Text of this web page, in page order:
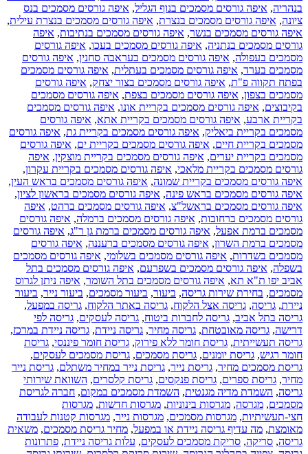
בנהריה, איפה גורסים מסמכים בנוף הגליל, איפה גורסים מסמכים בנס
ציונה, איפה גורסים מסמכים בנצרת, איפה גורסים מסמכים בנצרת עילית,
איפה גורסים מסמכים בנשר, איפה גורסים מסמכים בנתיבות, איפה
גורסים מסמכים בנתניה, איפה גורסים מסמכים בעכו, איפה גורסים
מסמכים בעפולה, איפה גורסים מסמכים בעראבה סחנין, איפה גורסים
מסמכים בערד, איפה גורסים מסמכים בעתלית, איפה גורסים מסמכים
בפתח תקווה פ"ת, איפה גורסים מסמכים בצור יצחק, איפה גורסים
מסמכים בצפון, איפה גורסים מסמכים בצפת, איפה גורסים מסמכים
בקיבוצים, איפה גורסים מסמכים בקריית אונו, איפה גורסים מסמכים
בקריית ארבע, איפה גורסים מסמכים בקריית אתא, איפה גורסים
מסמכים בקריית ביאליק, איפה גורסים מסמכים בקריית גת, איפה גורסים
מסמכים בקריית חיים, איפה גורסים מסמכים בקריית ים, איפה גורסים
מסמכים בקריית יערים, איפה גורסים מסמכים בקריית מוצקין, איפה
גורסים מסמכים בקריית מלאכי, איפה גורסים מסמכים בקריית עקרון,
איפה גורסים מסמכים בקריית שמונה, איפה גורסים מסמכים בראש העין,
איפה גורסים מסמכים בראש פינה, איפה גורסים מסמכים בראשון לציון,
איפה גורסים מסמכים בראשל"צ, איפה גורסים מסמכים ברהט, איפה
גורסים מסמכים ברחובות, איפה גורסים מסמכים ברמלה, איפה גורסים
מסמכים ברמת אפעל, איפה גורסים מסמכים ברמת גן ר"ג, איפה גורסים
מסמכים ברמת השרון, איפה גורסים מסמכים ברעננה, איפה גורסים
מסמכים בשדרות, איפה גורסים מסמכים בשלומי, איפה גורסים מסמכים
בשפלה, איפה גורסים מסמכים בשפרעם, איפה גורסים מסמכים בתל
אביב יפו ת"א תא, איפה גורסים מסמכים בתל השומר, איפה ניתן לגרוס
מסמכים, בחירת שירות גריסה, ביעור, ביעור מסמכים, ביעור נייר, ביעור
ניירת, גריסה, גריסה אצל הלקוח, גריסה באתר הלקוח, גריסה במפעל,
גריסה בתל אביב, גריסה לחברות ביטוח, גריסה לעסקים, גריסה לפי
דרישה, גריסה מאובטחת, גריסה מחיר, גריסה ניידת, גריסה ניידת במרכז,
גריסה תעשייתית, גריסת חומר ללא פירוק, גריסת חומר פיננסי, גריסת
חומר רגיש, גריסת יומנים, גריסת מסמכים, גריסת מסמכים לעסקים,
גריסת מסמכים מחיר, גריסת נייר, גריסת נייר במחיר משתלם, גריסת נייר
מחיר, גריסת ספרים, גריסת פנקסים, גריסת קלסרים, השוואת שירותי
גריסה, השמדת מדיה מגנטית, השמדת מסמכים במקום, חברה לגריסת
מסמכים, מגרסה, מגרסות בינוניות, מגרסות חדשות, מגרסות
חצי-תעשיתיות, מגרסות מסמכים, מגרסות נייר, מגרסות קטנות לעבודה
מאומצת, מה עדיף גריסה ניידת או במפעל, מחיר גריסת מסמכים, משאית
גריסה, סריקה, סריקת מסמכים לעסקים, עלות גריסה ניידת, פתרונות